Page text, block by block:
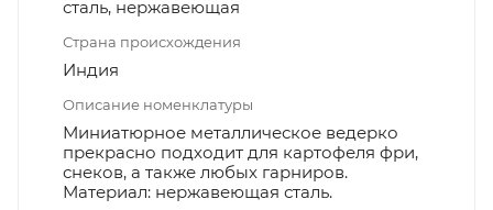
сталь, нержавеющая
Страна происхождения
Индия
Описание номенклатуры
Миниатюрное металлическое ведерко
прекрасно подходит для картофеля фри,
снеков, а также любых гарниров.
Материал: нержавеющая сталь.